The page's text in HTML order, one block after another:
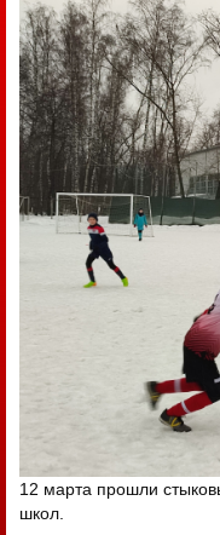
12 марта прошли
школ.